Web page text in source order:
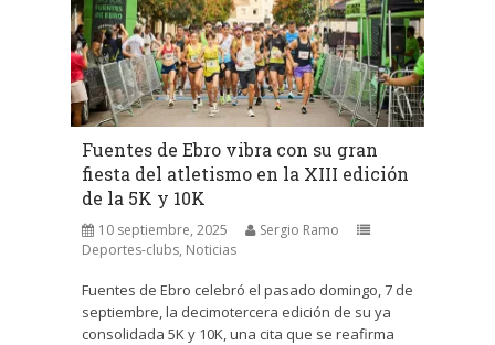
Fuentes de Ebro vibra con su gran
fiesta del atletismo en la XIII edición
de la 5K y 10K
10 septiembre, 2025
Sergio Ramo
Deportes-clubs, Noticias
Fuentes de Ebro celebró el pasado domingo, 7 de
septiembre, la decimotercera edición de su ya
consolidada 5K y 10K, una cita que se reafirma